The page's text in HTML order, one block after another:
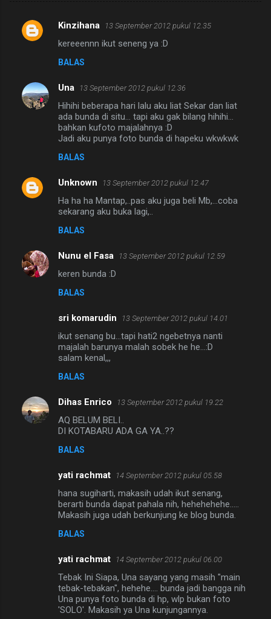
K
e
n
Kinzihana 13 September 2012 pukul 12.35
kereeennn ikut seneng ya :D
BALAS
Una 13 September 2012 pukul 12.36
Hihihi beberapa hari lalu aku liat Sekar dan liat
ada bunda di situ... tapi aku gak bilang hihihi...
bahkan kufoto majalahnya :D
Jadi aku punya foto bunda di hapeku wkwkwk
BALAS
Unknown 13 September 2012 pukul 12.47
Ha ha ha Mantap,..pas aku juga beli Mb,...coba
sekarang aku buka lagi,..
BALAS
Nunu el Fasa 13 September 2012 pukul 12.59
keren bunda :D
BALAS
sri komarudin 13 September 2012 pukul 14.01
ikut senang bu...tapi hati2 ngebetnya nanti
majalah barunya malah sobek he he...:D
salam kenal,,,
BALAS
Dihas Enrico 13 September 2012 pukul 19.22
AQ BELUM BELI..
DI KOTABARU ADA GA YA..??
BALAS
yati rachmat 14 September 2012 pukul 05.58
hana sugiharti, makasih udah ikut senang,
berarti bunda dapat pahala nih, hehehehehe.....
Makasih juga udah berkunjung ke blog bunda.
BALAS
yati rachmat 14 September 2012 pukul 06.00
Tebak Ini Siapa, Una sayang yang masih "main
tebak-tebakan", hehehe.... bunda jadi bangga nih
Una punya foto bunda di hp, wlp bukan foto
'SOLO'. Makasih ya Una kunjungannya.